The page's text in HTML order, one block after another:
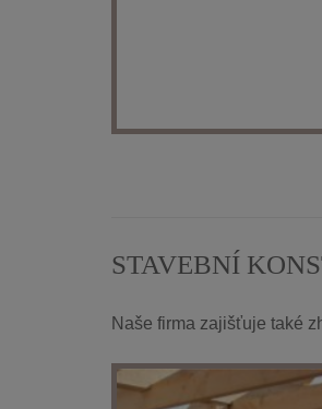
STAVEBNÍ
Naše firma zajišťuje také